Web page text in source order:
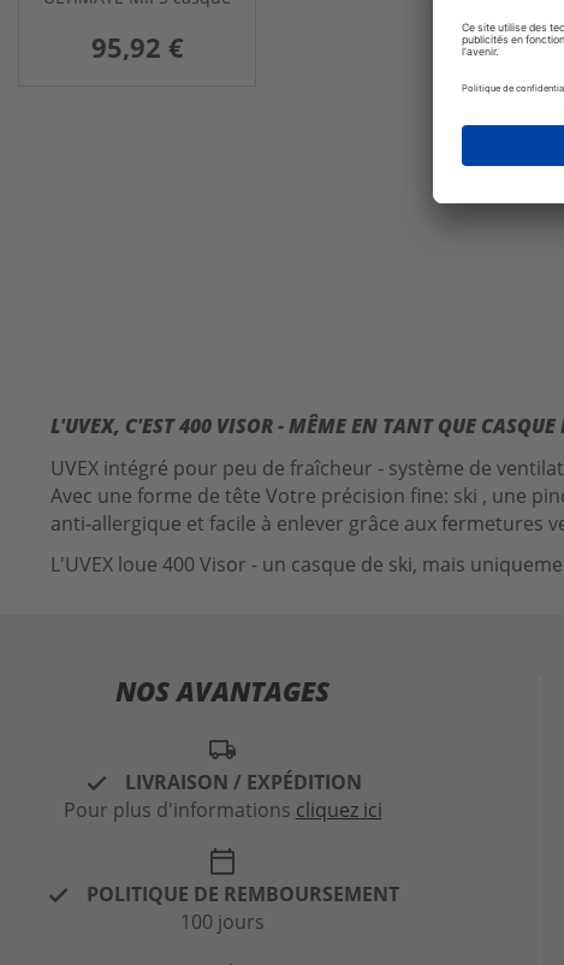
95,92 €
L'UVEX, C'EST 400 VISOR - MÊME EN TANT QUE
UVEX intégré pour peu de fraîcheur - système de
Avec une forme de tête Votre précision fine: ski , une
anti-allergique et facile à enlever grâce aux fermetures
L'UVEX loue 400 Visor - un casque de ski, mais
NOS AVANTAGES
local_shipping
LIVRAISON / EXPÉDITION
Pour plus d'informations cliquez ici
calendar_today
POLITIQUE DE REMBOURSEMENT
100 jours